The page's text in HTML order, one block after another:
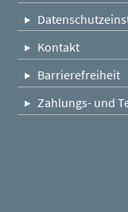
Kontakt
Barrierefreiheit
Zahlungs- und